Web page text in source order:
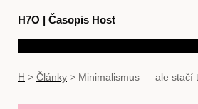
H7O | Časopis Host
H > Články > Minimalismus — ale stačí